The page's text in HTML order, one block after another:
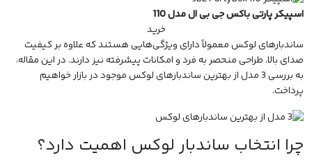
اسپیکر پارتی باکس جی بی ال مدل 110
خرید
ساندبارهای لوکس معمولاً دارای ویژگی‌هایی هستند که علاوه بر کیفیت
صدای بالا، طراحی منحصر به فرد و امکانات پیشرفته نیز دارند. در این مقاله،
به بررسی 3 مدل از بهترین ساندبارهای لوکس موجود در بازار خواهیم
پرداخت.
چرا انتخاب ساندبار لوکس اهمیت دارد؟